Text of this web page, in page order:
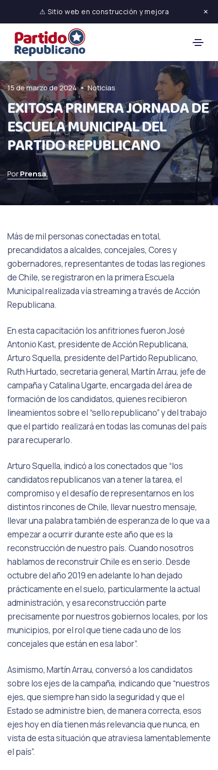
⚠ Sitio web en construcción y mejora ×
15 de marzo de 2024 • Noticias
EXITOSA PRIMERA JORNADA DE
ESCUELA MUNICIPAL DEL
PARTIDO REPUBLICANO
PorPrensa.
Más de mil personas conectadas en total,
precandidatos a alcaldes, concejales, Cores y
gobernadores, representantes de todas las regiones
de Chile, se registraron en la primera Escuela
Municipal realizada vía streaming a través de Acción
Republicana.
En esta capacitación los anfitriones fueron José
Antonio Kast, presidente de Acción Republicana,
Arturo Squella, presidente del Partido Republicano,
Ruth Hurtado, secretaria general, Martín Arrau, jefe de
campaña y Catalina Ugarte, encargada del área de
formación de los candidatos, quienes recibieron
lineamientos sobre el “sello republicano” y del trabajo
que el partido realizará en todas las comunas del país
para recuperarlo.
Arturo Squella, indicó a los conectados que “los
candidatos republicanos van a tener la tarea, el
compromiso y el desafío de representarnos en los
distintos rincones de Chile, llevar nuestro mensaje,
llevar una palabra también de esperanza de lo que va a
empezar a ocurrir durante este año que es la
reconstrucción de nuestro país. Cuando nosotros
hablamos de reconstruir Chile es en serio. Desde
octubre del año 2019 en adelante lo han dejado
prácticamente en el suelo, particularmente la actual
administración, y esa reconstrucción parte
precisamente por nuestros gobiernos locales, por los
municipios, por el rol que tiene cada uno de los
concejales que están en esa labor”.
Asimismo, Martín Arrau, conversó a los candidatos
sobre los ejes de la campaña, indicando que “nuestros
ejes, que siempre han sido la seguridad y que el
Estado se administre bien, de manera correcta, esos
ejes hoy en día tienen más relevancia que nunca, en
vista de esta situación que atraviesa lamentablemente
el país”.